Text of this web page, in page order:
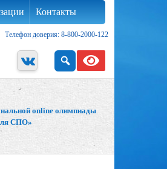
Контакты
Телефон доверия: 8-800-2000-122
online олимпиады
СПО»